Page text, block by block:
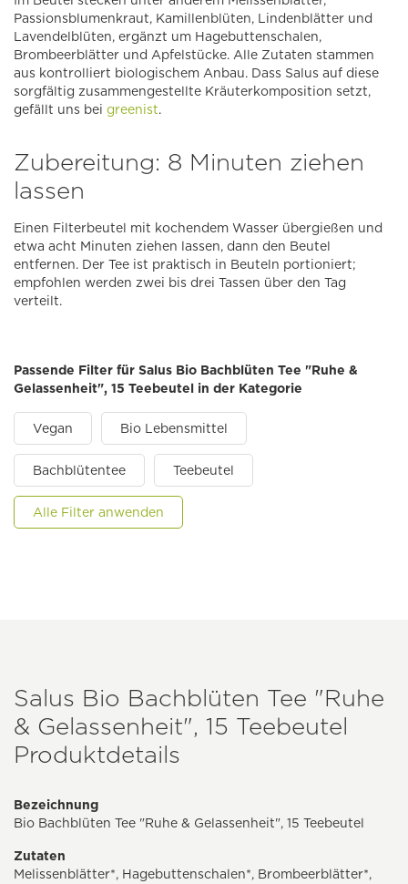
Passionsblumenkraut, Kamillenblüten, Lindenblätter und
Lavendelblüten, ergänzt um Hagebuttenschalen,
Brombeerblätter und Apfelstücke. Alle Zutaten stammen
aus kontrolliert biologischem Anbau. Dass Salus auf diese
sorgfältig zusammengestellte Kräuterkomposition setzt,
gefällt uns bei greenist.
Zubereitung: 8 Minuten ziehen
lassen
Einen Filterbeutel mit kochendem Wasser übergießen und
etwa acht Minuten ziehen lassen, dann den Beutel
entfernen. Der Tee ist praktisch in Beuteln portioniert;
empfohlen werden zwei bis drei Tassen über den Tag
verteilt.
Passende Filter für Salus Bio Bachblüten Tee "Ruhe &
Gelassenheit", 15 Teebeutel in der Kategorie
Vegan Bio Lebensmittel
Bachblütentee Teebeutel
Alle Filter anwenden
Salus Bio Bachblüten Tee "Ruhe
& Gelassenheit", 15 Teebeutel
Produktdetails
Bezeichnung
Bio Bachblüten Tee "Ruhe & Gelassenheit", 15 Teebeutel
Zutaten
Melissenblätter*, Hagebuttenschalen*, Brombeerblätter*,